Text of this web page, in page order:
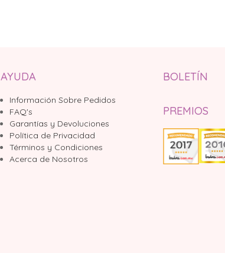
AYUDA
Información Sobre Pedidos
FAQ's
Garantías y Devoluciones
Política de Privacidad
Términos y Condiciones
Acerca de Nosotros
BOLETÍN
PREMIOS